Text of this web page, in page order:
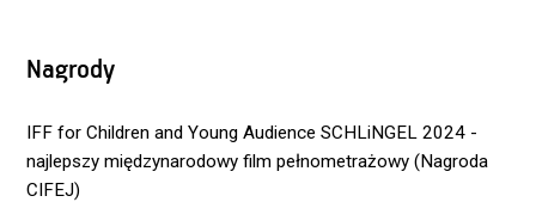
Nagrody
IFF for Children and Young Audience SCHLiNGEL 2024 -
najlepszy międzynarodowy film pełnometrażowy (Nagroda
CIFEJ)